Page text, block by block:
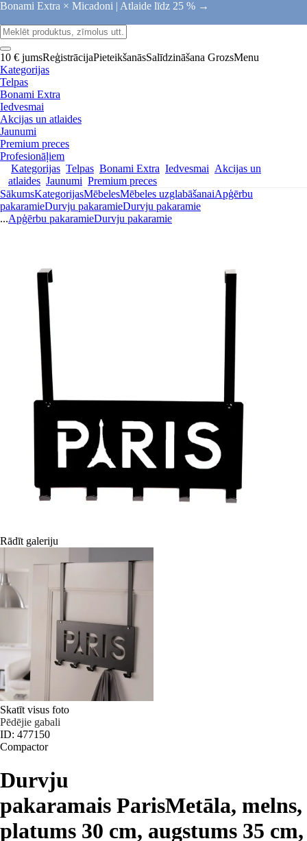
Bonami Extra × Micadoni | Atlaide līdz 25 % →
10 € jumsReģistrācijaPieteikšanāsSalīdzināšana GrozsMenu
Kategorijas
Telpas
Bonami Extra
Iedvesmai
Akcijas un atlaides
Jaunumi
Premium preces
Profesionāļiem
Kategorijas Telpas Bonami Extra Iedvesmai Akcijas un
atlaides Jaunumi Premium preces
SākumsKategorijasMēbelesMēbeles uzglabāšanaiApģērbu
pakaramieDurvju pakaramieDurvju pakaramie
...Apģērbu pakaramieDurvju pakaramie
Rādīt galeriju
Skatīt visus foto
Pēdējie gabali
ID: 477150
Compactor
Durvju
pakaramais ParisMetāla, melns,
platums 30 cm, augstums 35 cm,